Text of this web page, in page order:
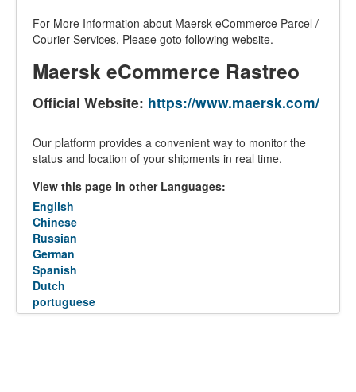
For More Information about Maersk eCommerce Parcel /
Courier Services, Please goto following website.
Maersk eCommerce Rastreo
Official Website: https://www.maersk.com/
Our platform provides a convenient way to monitor the
status and location of your shipments in real time.
View this page in other Languages:
English
Chinese
Russian
German
Spanish
Dutch
portuguese